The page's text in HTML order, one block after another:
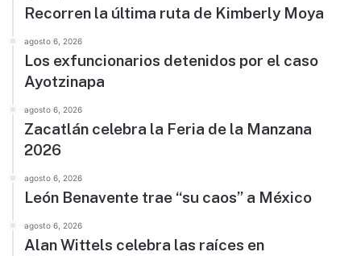
Recorren la última ruta de Kimberly Moya
agosto 6, 2026
Los exfuncionarios detenidos por el caso
Ayotzinapa
agosto 6, 2026
Zacatlán celebra la Feria de la Manzana
2026
agosto 6, 2026
León Benavente trae “su caos” a México
agosto 6, 2026
Alan Wittels celebra las raíces en